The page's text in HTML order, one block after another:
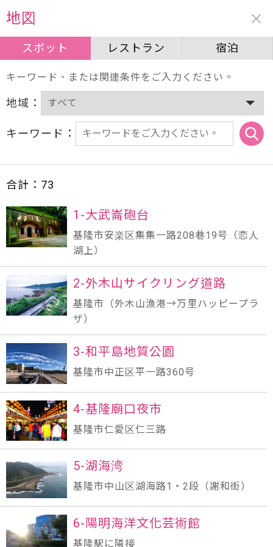
周辺情報
スポット レストラン 宿泊
地図
スポット レストラン 宿泊
キーワード、または関連条件をご入力ください。
地域：
キーワード：
合計： 73
1-大武崙砲台
基隆市安楽区集集一路208巷19号（恋人
湖上）
2-外木山サイクリング道路
基隆市（外木山漁港→万里ハッピープラ
ザ）
3-和平島地質公園
基隆市中正区平一路360号
4-基隆廟口夜市
基隆市仁愛区仁三路
5-湖海湾
基隆市中山区湖海路1・2段（謝和街）
6-陽明海洋文化芸術館
基隆駅に隣接